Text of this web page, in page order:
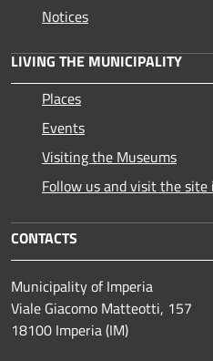
Notices
LIVING THE MUNICIPALITY
Places
Events
Visiting the Museums
Follow us and visit the
CONTACTS
Municipality of Imperia
Viale Giacomo Matteotti, 157
18100 Imperia (IM)